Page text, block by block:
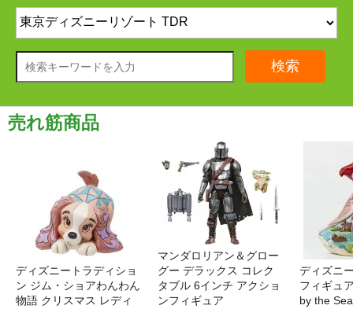
検索
売れ筋商品
ディズニートラディショ
ン ジム・ショアわんわん
物語 クリスマス レディ
マンダロリアン＆グロー
グー デラックス コレク
タブル 6インチ アクショ
ンフィギュア
ディズニ
フィギュ
by the